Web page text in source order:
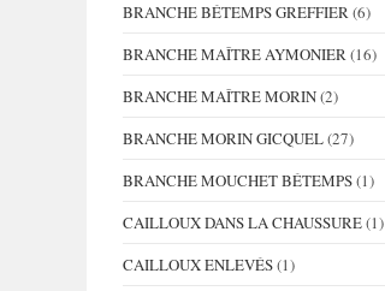
BRANCHE BÉTEMPS GREFFIER(6)
BRANCHE MAÎTRE AYMONIER(16)
BRANCHE MAÎTRE MORIN(2)
BRANCHE MORIN GICQUEL(27)
BRANCHE MOUCHET BÉTEMPS(1)
CAILLOUX DANS LA CHAUSSURE(1)
CAILLOUX ENLEVÉS(1)